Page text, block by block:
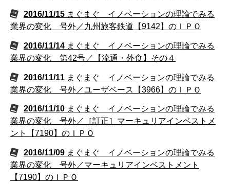
2016/11/15 まぐまぐ イノベーションの理論でみる
業界の変化 号外／九州旅客鉄道【9142】のＩＰＯ
2016/11/14 まぐまぐ イノベーションの理論でみる
業界の変化 第42号／【流通・外食】その４
2016/11/11 まぐまぐ イノベーションの理論でみる
業界の変化 号外／ユーザベース【3966】のＩＰＯ
2016/11/10 まぐまぐ イノベーションの理論でみる
業界の変化 号外／［訂正］マーキュリアインベストメ
ント【7190】のＩＰＯ
2016/11/09 まぐまぐ イノベーションの理論でみる
業界の変化 号外／マーキュリアインベストメント
【7190】のＩＰＯ